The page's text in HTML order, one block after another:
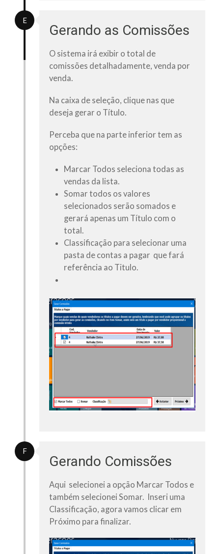
Gerando as Comissões
O sistema irá exibir o total de
comissões detalhadamente, venda por
venda.
Na caixa de seleção, clique nas que
deseja gerar o Título.
Perceba que na parte inferior tem as
opções:
Marcar Todos seleciona todas as
vendas da lista.
Somar todos os valores
selecionados serão somados e
gerará apenas um Título com o
total.
Classificação para selecionar uma
pasta de contas a pagar que fará
referência ao Titulo.
E
Gerando Comissões
Aqui selecionei a opção Marcar Todos e
também selecionei Somar. Inseri uma
Classificação, agora vamos clicar em
Próximo para finalizar.
F